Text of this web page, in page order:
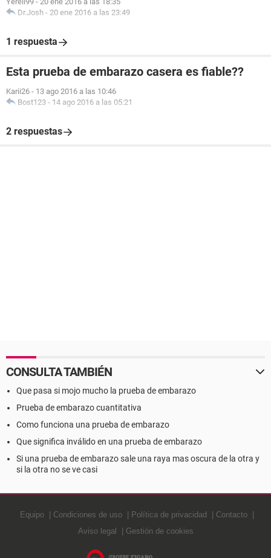
Dr.Josh - 20 ene 2016 a las 23:49
1 respuesta
Esta prueba de embarazo casera es fiable??
Karii26 - 13 ago 2016 a las 10:46
Bost123 - 14 ago 2016 a las 05:21
2 respuestas
CONSULTA TAMBIÉN
Que pasa si mojo mucho la prueba de embarazo
Prueba de embarazo cuantitativa
Como funciona una prueba de embarazo
Que significa inválido en una prueba de embarazo
Si una prueba de embarazo sale una raya mas oscura de la otra y
si la otra no se ve casi
Equipo Condiciones de uso Política de privacidad
Contacto
Aviso legal
Gestión de cookies